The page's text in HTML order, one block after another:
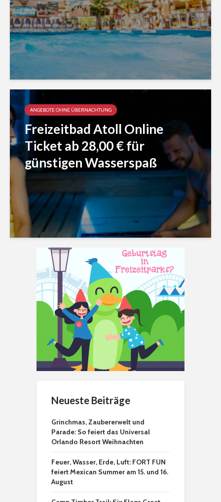
ANGEBOTE OHNE ÜBERNACHTUNG
Freizeitbad Atoll Online
Ticket ab 28,00 € für
günstigen Wasserspaß
Neueste Beiträge
Grinchmas, Zaubererwelt und
Parade: So feiert das Universal
Orlando Resort Weihnachten
Feuer, Wasser, Erde, Luft: FORT FUN
feiert Mexican Summer am 15. und 16.
August